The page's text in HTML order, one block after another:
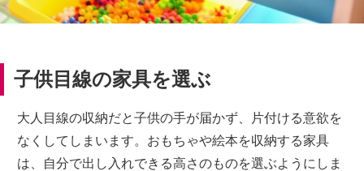
子供目線の家具を選ぶ
大人目線の収納だと子供の手が届かず、片付ける意欲を
なくしてしまいます。おもちゃや絵本を収納する家具
は、自分で出し入れできる高さのものを選ぶようにしま